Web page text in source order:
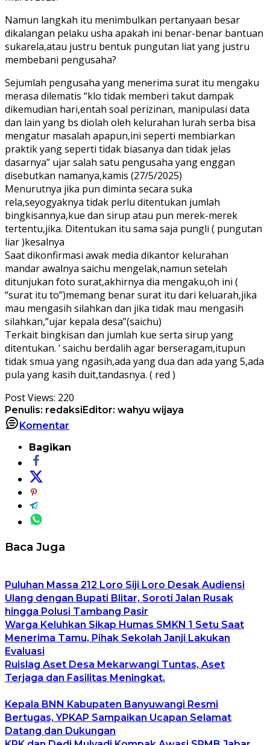
Namun langkah itu menimbulkan pertanyaan besar
dikalangan pelaku usha apakah ini benar-benar bantuan
sukarela,atau justru bentuk pungutan liat yang justru
membebani pengusaha?
Sejumlah pengusaha yang menerima surat itu mengaku
merasa dilematis “klo tidak memberi takut dampak
dikemudian hari,entah soal perizinan, manipulasi data
dan lain yang bs diolah oleh kelurahan lurah serba bisa
mengatur masalah apapun,ini seperti membiarkan
praktik yang seperti tidak biasanya dan tidak jelas
dasarnya” ujar salah satu pengusaha yang enggan
disebutkan namanya,kamis (27/5/2025)
Menurutnya jika pun diminta secara suka
rela,seyogyaknya tidak perlu ditentukan jumlah
bingkisannya,kue dan sirup atau pun merek-merek
tertentu,jika. Ditentukan itu sama saja pungli ( pungutan
liar )kesalnya
Saat dikonfirmasi awak media dikantor kelurahan
mandar awalnya saichu mengelak,namun setelah
ditunjukan foto surat,akhirnya dia mengaku,oh ini (
“surat itu to”)memang benar surat itu dari keluarah,jika
mau mengasih silahkan dan jika tidak mau mengasih
silahkan,”ujar kepala desa”(saichu)
Terkait bingkisan dan jumlah kue serta sirup yang
ditentukan. ‘ saichu berdalih agar berseragam,itupun
tidak smua yang ngasih,ada yang dua dan ada yang 5,ada
pula yang kasih duit,tandasnya. ( red )
Post Views: 220
Penulis: redaksiEditor: wahyu wijaya
Komentar
Bagikan
Baca Juga
Puluhan Massa 212 Loro Siji Loro Desak Audiensi
Ulang dengan Bupati Blitar, Soroti Jalan Rusak
hingga Polusi Tambang Pasir
Warga Keluhkan Sikap Humas SMKN 1 Setu Saat
Menerima Tamu, Pihak Sekolah Janji Lakukan
Evaluasi
Ruislag Aset Desa Mekarwangi Tuntas, Aset
Terjaga dan Fasilitas Meningkat.
Kepala BNN Kabupaten Banyuwangi Resmi
Bertugas, YPKAP Sampaikan Ucapan Selamat
Datang dan Dukungan